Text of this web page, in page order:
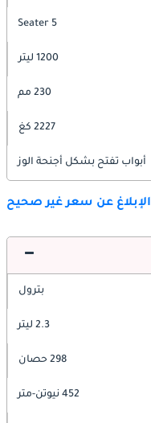
5 Seater
1200 ليتر
230 مم
2227 كغ
أبواب تفتح بشكل أجنحة الوز
الإبلاغ عن سعر غير صحيح
بترول
2.3 ليتر
298 حصان
452 نيوتن-متر